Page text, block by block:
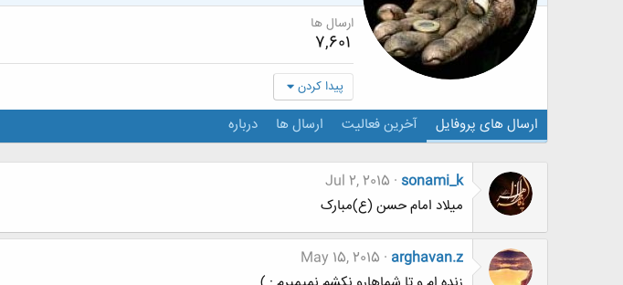
ارسال ها
7,601
پیدا کردن
ارسال های پروفایل آخرین فعالیت ارسال ها درباره
sonami_k
Jul 2, 2015
میلاد امام حسن (ع)مبارک
arghavan.z
May 15, 2015